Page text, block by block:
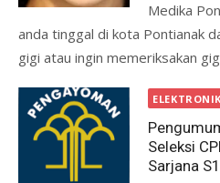
Medika
anda tinggal di kota Pontianak
gigi atau ingin memeriksakan
ELEKTRONIK
Seleksi
Sarjana